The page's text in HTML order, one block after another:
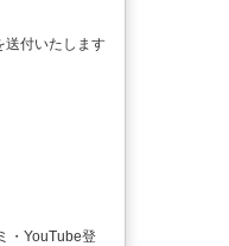
送付いたします
・YouTube登